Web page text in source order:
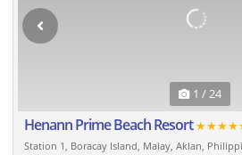
1 / 24
Henann Prime Beach Resort
Station 1, Boracay Island, Malay, Aklan,